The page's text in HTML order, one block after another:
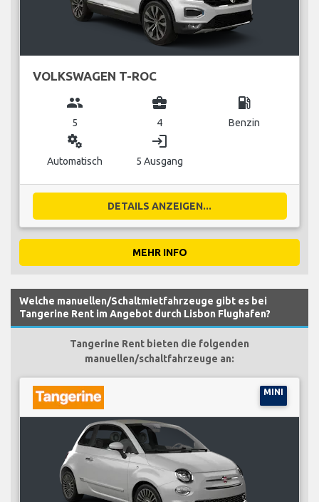
VOLKSWAGEN T-ROC
group
5
business_center
4
local_gas_station
Benzin
miscellaneous_services
Automatisch
login
5 Ausgang
DETAILS ANZEIGEN...
MEHR INFO
Welche manuellen/Schaltmietfahrzeuge gibt es bei
Tangerine Rent im Angebot durch Lisbon Flughafen?
Tangerine Rent bieten die folgenden
manuellen/schaltfahrzeuge an:
MINI